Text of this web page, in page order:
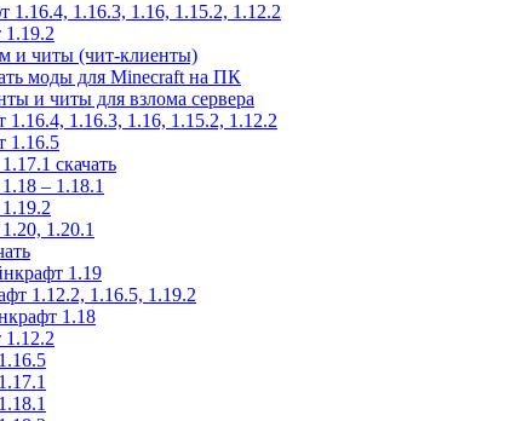
1.16.3, 1.16, 1.15.2, 1.12.2
и читы (чит-клиенты)
моды для Minecraft на ПК
и читы для взлома сервера
1.16.3, 1.16, 1.15.2, 1.12.2
1.16.5
скачать
– 1.18.1
1.20.1
1.19
1.12.2, 1.16.5, 1.19.2
1.18